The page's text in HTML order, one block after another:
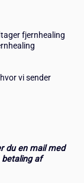
fjernhealing
vi sender
du en mail med
betaling af